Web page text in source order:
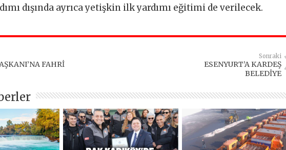
dışında ayrıca yetişkin ilk yardımı eğitimi de verilecek.
FAHRİ
Sonraki
ESENYURT’A KARDEŞ
BELEDİYE